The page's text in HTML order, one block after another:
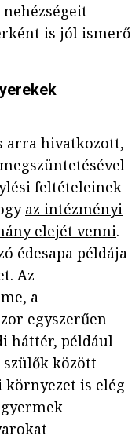
is jól ismerő
arra hivatkozott,
feltételeinek
az intézményi
elejét venni.
édesapa példája
Az
a
egyszerűen
háttér, például
szülők között
is elég